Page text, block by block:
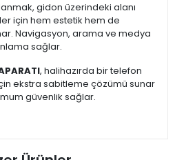
gidon üzerindeki alanı
için hem estetik hem de
Navigasyon, arama ve medya
sağlar.
, halihazırda bir telefon
ekstra sabitleme çözümü sunar
güvenlik sağlar.